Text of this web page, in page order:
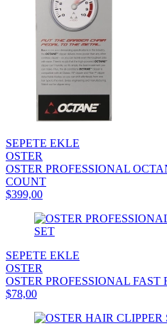
SEPETE EKLE
OSTER
OSTER PROFESSIONAL
COUNT
$399,00
SEPETE EKLE
OSTER
OSTER PROFESSIONAL FAST
$78,00